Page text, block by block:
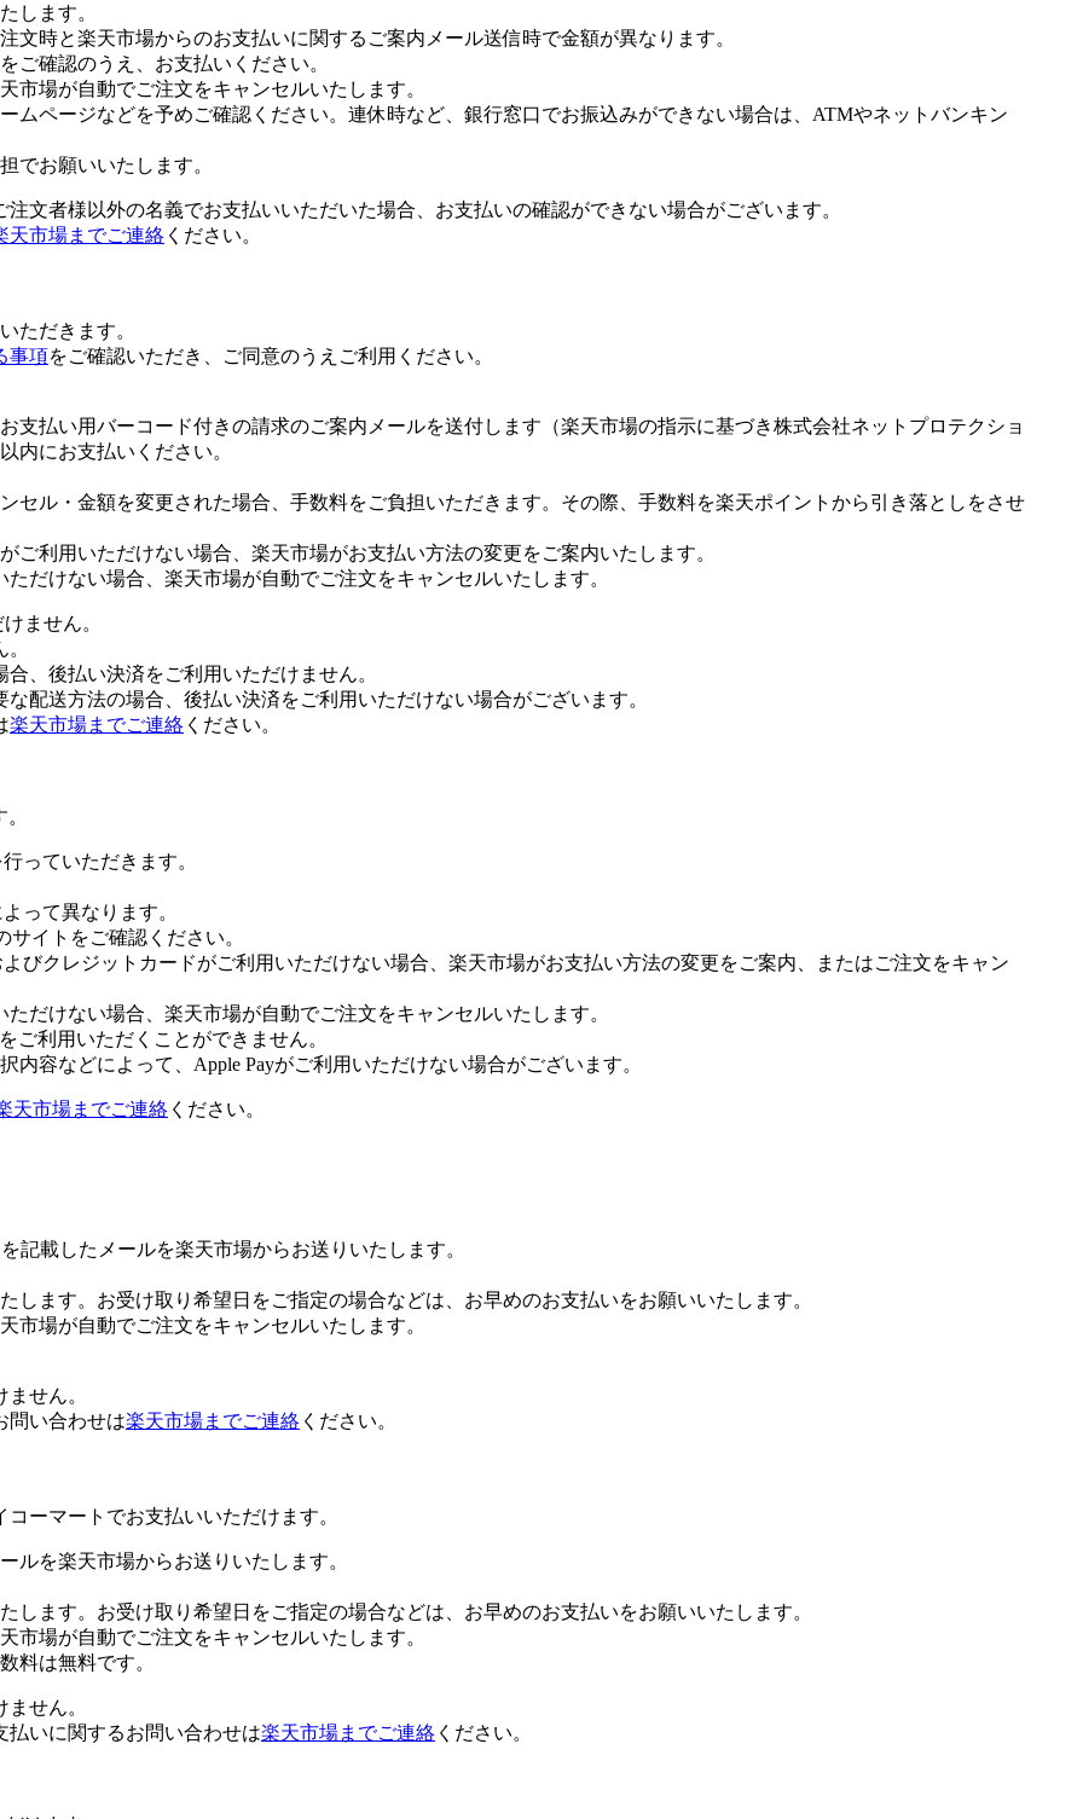
します。
文時と楽天市場からのお支払いに関するご案内メール送信時で金額が異なります。
ご確認のうえ、お支払いください。
市場が自動でご注文をキャンセルいたします。
ムページなどを予めご確認ください。連休時など、銀行窓口でお振込みができない場合は、ATMやネットバンキン
でお願いいたします。
文者様以外の名義でお支払いいただいた場合、お支払いの確認ができない場合がございます。
天市場までご連絡 ください。
ただきます。
事項をご確認いただき、ご同意のうえご利用ください。
支払い用バーコード付きの請求のご案内メールを送付します（楽天市場の指示に基づき株式会社ネットプロテクショ
内にお支払いください。
セル・金額を変更された場合、手数料をご負担いただきます。その際、手数料を楽天ポイントから引き落としをさせ
ご利用いただけない場合、楽天市場がお支払い方法の変更をご案内いたします。
だけない場合、楽天市場が自動でご注文をキャンセルいたします。
ません。
、後払い決済をご利用いただけません。
配送方法の場合、後払い決済をご利用いただけない場合がございます。
楽天市場までご連絡 ください。
っていただきます。
って異なります。
サイトをご確認ください。
びクレジットカードがご利用いただけない場合、楽天市場がお支払い方法の変更をご案内、またはご注文をキャン
だけない場合、楽天市場が自動でご注文をキャンセルいたします。
ご利用いただくことができません。
容などによって、Apple Payがご利用いただけない場合がございます。
天市場までご連絡 ください。
記載したメールを楽天市場からお送りいたします。
します。お受け取り希望日をご指定の場合などは、お早めのお支払いをお願いいたします。
市場が自動でご注文をキャンセルいたします。
せん。
問い合わせは楽天市場までご連絡 ください。
ーマートでお支払いいただけます。
ルを楽天市場からお送りいたします。
します。お受け取り希望日をご指定の場合などは、お早めのお支払いをお願いいたします。
市場が自動でご注文をキャンセルいたします。
料は無料です。
せん。
いに関するお問い合わせは楽天市場までご連絡 ください。